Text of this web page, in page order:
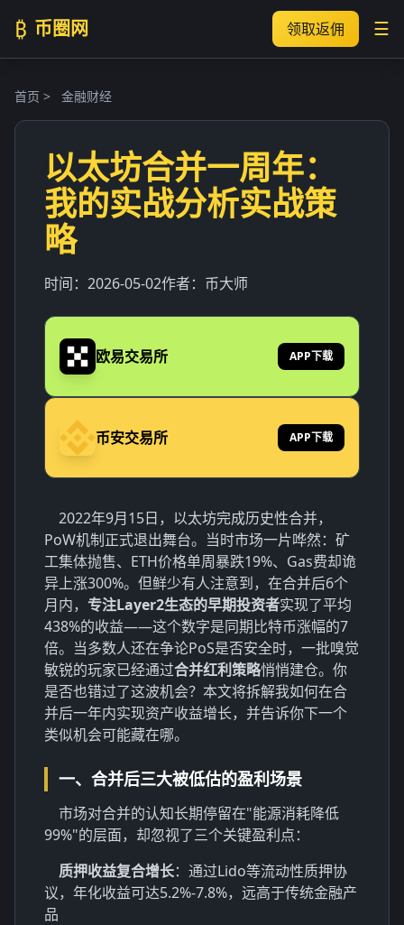
₿ 币圈网 领取返佣 ☰
首页 > 金融财经
以太坊合并一周年：
我的实战分析实战策
略
时间： 2026-05-02作者： 币大师
欧易交易所 APP下载
币安交易所 APP下载
2022年9月15日，以太坊完成历史性合并，
PoW机制正式退出舞台。当时市场一片哗然：矿
工集体抛售、ETH价格单周暴跌19%、Gas费却诡
异上涨300%。但鲜少有人注意到，在合并后6个
月内， 专注Layer2生态的早期投资者实现了平均
438%的收益——这个数字是同期比特币涨幅的7
倍。当多数人还在争论PoS是否安全时，一批嗅觉
敏锐的玩家已经通过合并红利策略悄悄建仓。你
是否也错过了这波机会？本文将拆解我如何在合
并后一年内实现资产收益增长，并告诉你下一个
类似机会可能藏在哪。
一、合并后三大被低估的盈利场景
市场对合并的认知长期停留在"能源消耗降低
99%"的层面，却忽视了三个关键盈利点：
质押收益复合增长：通过Lido等流动性质押协
议，年化收益可达5.2%-7.8%，远高于传统金融产
品